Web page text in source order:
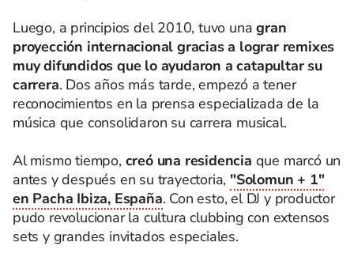
Luego, a principios del 2010, tuvo unagran
proyección internacional gracias a lograr remixes
muy difundidos que lo ayudaron a catapultar su
carrera. Dos años más tarde, empezó a tener
reconocimientos en la prensa especializada de la
música que consolidaron su carrera musical.
Al mismo tiempo, creó una residencia que marcó un
antes y después en su trayectoria, "Solomun + 1"
en Pacha Ibiza, España. Con esto, el DJ y productor
pudo revolucionar la cultura clubbing con extensos
sets y grandes invitados especiales.